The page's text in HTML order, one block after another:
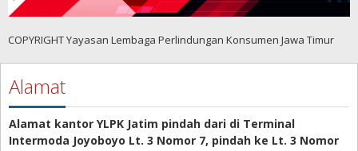
COPYRIGHT Yayasan Lembaga Perlindungan Konsumen Jawa Timur
Alamat
Alamat kantor YLPK Jatim pindah dari di Terminal
Intermoda Joyoboyo Lt. 3 Nomor 7, pindah ke Lt. 3 Nomor